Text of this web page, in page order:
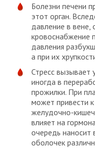
Болезни печени
этот орган.
давление в
кровоснабжение
давления
а при их
Стресс вызывает
иногда в
прожилки. При
может привести
желудочно-
влияет на
очередь наносит
оболочек